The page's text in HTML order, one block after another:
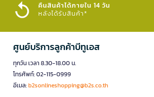
คืนสินค้าได้ภายใน 14 วัน
หลังได้รับสินค้า*
ศูนย์บริการลูกค้าบีทูเอส
ทุกวัน เวลา 8.30-18.00 น.
โทรศัพท์: 02-115-0999
อีเมล:b2sonlineshopping@b2s.co.th